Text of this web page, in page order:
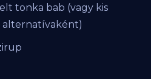
tonka bab (vagy kis
alternatívaként)